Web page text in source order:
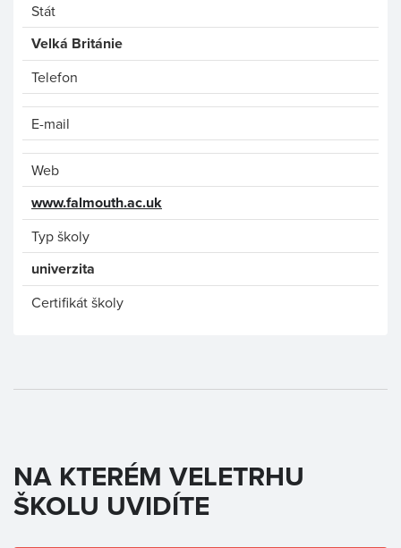
Stát
Velká Británie
Telefon
E-mail
Web
www.falmouth.ac.uk
Typ školy
univerzita
Certifikát školy
NA KTERÉM VELETRHU
ŠKOLU UVIDÍTE